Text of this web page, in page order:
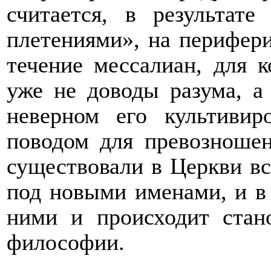
считается, в
плетениями», на
течение мессалиан, для
уже не доводы разума,
неверном его
поводом для
существовали в Церкви
под новыми именами, и в
ними и происходит
философии.